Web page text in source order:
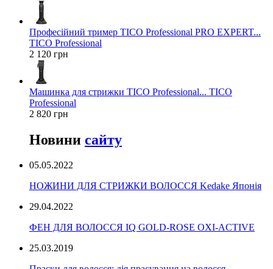
Професійний тример TICO Professional PRO EXPERT...
TICO Professional
2 120 грн
Машинка для стрижки TICO Professional... TICO
Professional
2 820 грн
Новини сайту
05.05.2022
НОЖИНИ ДЛЯ СТРИЖКИ ВОЛОССЯ Kedake Японія
29.04.2022
ФЕН ДЛЯ ВОЛОССЯ IQ GOLD-ROSE OXI-ACTIVE
25.03.2019